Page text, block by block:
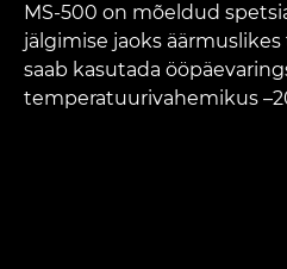
MS-500 on mõeldud
jälgimise jaoks
saab kasutada
temperatuurivahemikus